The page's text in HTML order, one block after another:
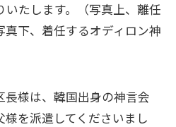
たします。（写真上、離任
下、着任するオディロン神
様は、韓国出身の神言会
を派遣してくださいまし